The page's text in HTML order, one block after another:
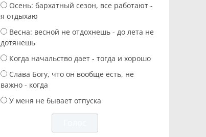
Осень: бархатный сезон, все работают -
я отдыхаю
Весна: весной не отдохнешь - до лета не
дотянешь
Когда начальство дает - тогда и хорошо
Слава Богу, что он вообще есть, не
важно - когда
У меня не бывает отпуска